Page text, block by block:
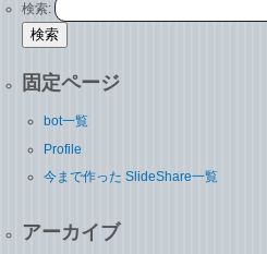
検索:
固定ページ
bot一覧
Profile
今まで作った SlideShare一覧
アーカイブ